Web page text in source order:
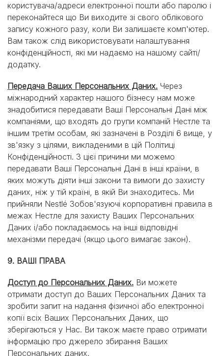
користувача/адреси електронної пошти або паролю і
переконайтеся що Ви виходите зі свого облікового
запису кожного разу, коли Ви залишаєте комп'ютер.
Вам також слід використовувати налаштування
конфіденційності, які ми надаємо на нашому сайті/
додатку.
Передача Ваших Персональних Даних. Через
міжнародний характер нашого бізнесу нам може
знадобитися передавати Ваші Персональні Дані між
компаніями, що входять до групи компаній Нестле та
іншим третім особам, які зазначені в Розділі 6 вище, у
зв'язку з цілями, викладеними в цій Політиці
Конфіденційності. З цієї причини ми можемо
передавати Ваші Персональні Дані в інші країни, в
яких можуть діяти інші закони та вимоги до захисту
даних, ніж у тій країні, в якій Ви знаходитесь. Ми
прийняли Nestlé Зобов'язуючі корпоративні правила в
межах Нестле для захисту Ваших Персональних
Даних і/або покладаємось на інші відповідні
механізми передачі (якщо цього вимагає закон).
9. ВАШІ ПРАВА
Доступ до Персональних Даних. Ви можете
отримати доступ до Ваших Персональних Даних та
зробити запит на надання фізичної або електронної
копії всіх Ваших Персональних Даних, що
зберігаються у Нас. Ви також маєте право отримати
інформацію про джерело збирання Ваших
Персональних даних.